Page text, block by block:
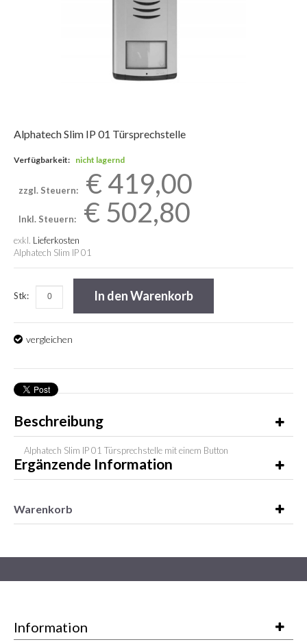
Alphatech Slim IP 01 Türsprechstelle
Verfügbarkeit: nicht lagernd
zzgl. Steuern: € 419,00
Inkl. Steuern: € 502,80
exkl. Lieferkosten
Alphatech Slim IP 01
Stk: In den Warenkorb
vergleichen
Beschreibung
Alphatech Slim IP 01 Türsprechstelle mit einem Button
Ergänzende Information
Warenkorb
Information